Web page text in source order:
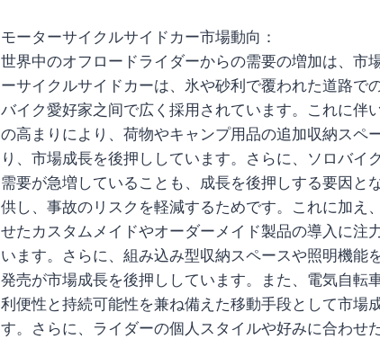
モーターサイクルサイドカー市場動向：
世界中のオフロードライダーからの需要の増加は、市
ーサイクルサイドカーは、氷や砂利で覆われた道路で
バイク愛好家之间で広く採用されています。これに伴
の高まりにより、荷物やキャンプ用品の追加収納スペ
り、市場成長を後押ししています。さらに、ソロバイ
需要が急増していることも、成長を後押しする要因と
供し、事故のリスクを軽減するためです。これに加え
せたカスタムメイドやオーダーメイド製品の導入に注
います。さらに、組み込み型収納スペースや照明機能
発売が市場成長を後押ししています。また、電気自転
利便性と持続可能性を兼ね備えた移動手段として市場
す。さらに、ライダーの個人スタイルや好みに合わせ